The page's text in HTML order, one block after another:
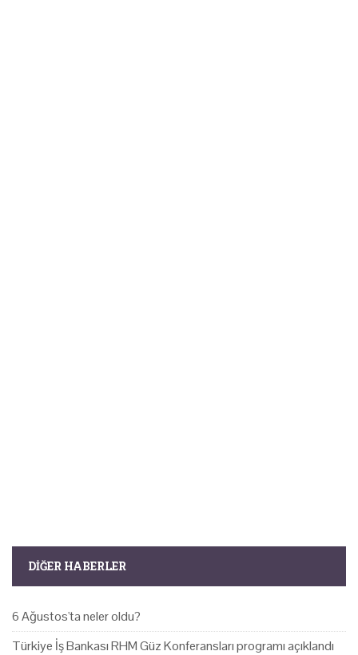
DIĞER HABERLER
6 Ağustos'ta neler oldu?
Türkiye İş Bankası RHM Güz Konferansları programı açıklandı